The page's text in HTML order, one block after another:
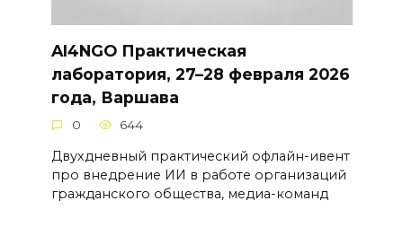
AI4NGO Практическая
лаборатория, 27–28 февраля 2026
года, Варшава
0 644
Двухдневный практический офлайн-ивент
про внедрение ИИ в работе организаций
гражданского общества, медиа-команд